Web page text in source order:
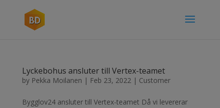
Lyckebohus ansluter till Vertex-teamet
by Pekka Moilanen | Feb 23, 2022| Customer
Bygglov24 ansluter till Vertex-teamet Då vi levererar